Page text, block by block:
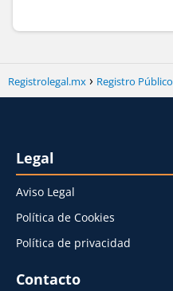
Registrolegal.mx Registro Público
Legal
Aviso Legal
Política de Cookies
Política de privacidad
Contacto